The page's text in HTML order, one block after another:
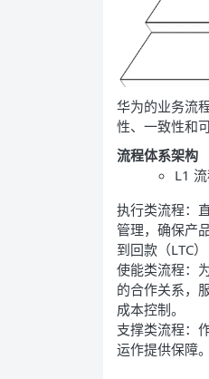
华为的业务流
性、一致性和
流程体系架构
L1
执行类流程：
管理，确保产
到回款（LTC
使能类流程：
的合作关系，
成本控制。
支撑类流程：
运作提供保障。